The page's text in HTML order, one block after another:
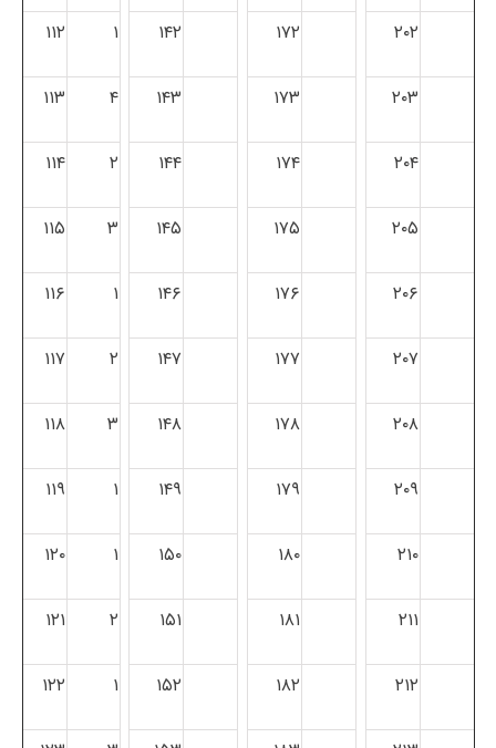
۲۰۲ ۱۷۲ ۱۴۲ ۱ ۱۱۲
۲۰۳ ۱۷۳ ۱۴۳ ۴ ۱۱۳
۲۰۴ ۱۷۴ ۱۴۴ ۲ ۱۱۴
۲۰۵ ۱۷۵ ۱۴۵ ۳ ۱۱۵
۲۰۶ ۱۷۶ ۱۴۶ ۱ ۱۱۶
۲۰۷ ۱۷۷ ۱۴۷ ۲ ۱۱۷
۲۰۸ ۱۷۸ ۱۴۸ ۳ ۱۱۸
۲۰۹ ۱۷۹ ۱۴۹ ۱ ۱۱۹
۲۱۰ ۱۸۰ ۱۵۰ ۱ ۱۲۰
۲۱۱ ۱۸۱ ۱۵۱ ۲ ۱۲۱
۲۱۲ ۱۸۲ ۱۵۲ ۱ ۱۲۲